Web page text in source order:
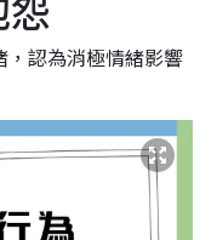
認為消極情緒影響